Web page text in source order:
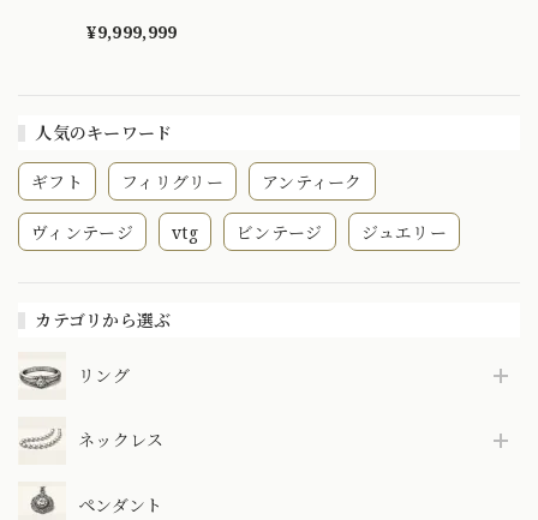
人気のキーワード
ギフト フィリグリー アンティーク
ヴィンテージ vtg ビンテージ ジュエリー
カテゴリから選ぶ
リング
ネックレス
ペンダント
グ K9 ガーネット オ
¥9,999,999